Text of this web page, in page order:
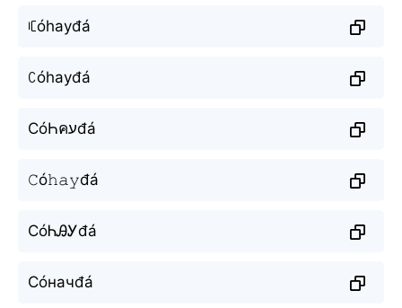
ꏸóhayđá
ꉔóhayđá
CóҺคעđá
𝙲ó𝚑𝚊𝚢đá
CóᏂᎯᎩđá
Сóначđá